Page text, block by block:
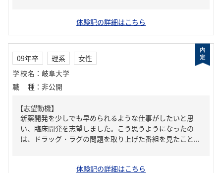
体験記の詳細はこちら
09年卒 理系
女性
学校名 ： 岐阜大学
職種 ： 非公開
【志望動機】
新薬開発を少しでも早められるような仕事がしたいと思
い、臨床開発を志望しました。こう思うようになったの
は、ドラッグ・ラグの問題を取り上げた番組を見たこと...
体験記の詳細はこちら